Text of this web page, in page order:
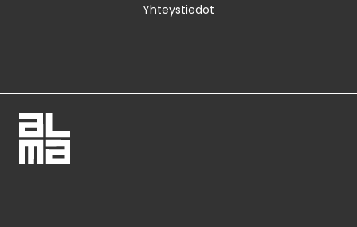
Yhteystiedot